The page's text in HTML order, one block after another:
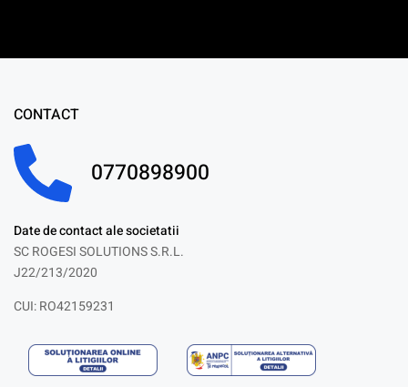
CONTACT
0770898900
Date de contact ale societatii
SC ROGESI SOLUTIONS S.R.L.
J22/213/2020
CUI: RO42159231